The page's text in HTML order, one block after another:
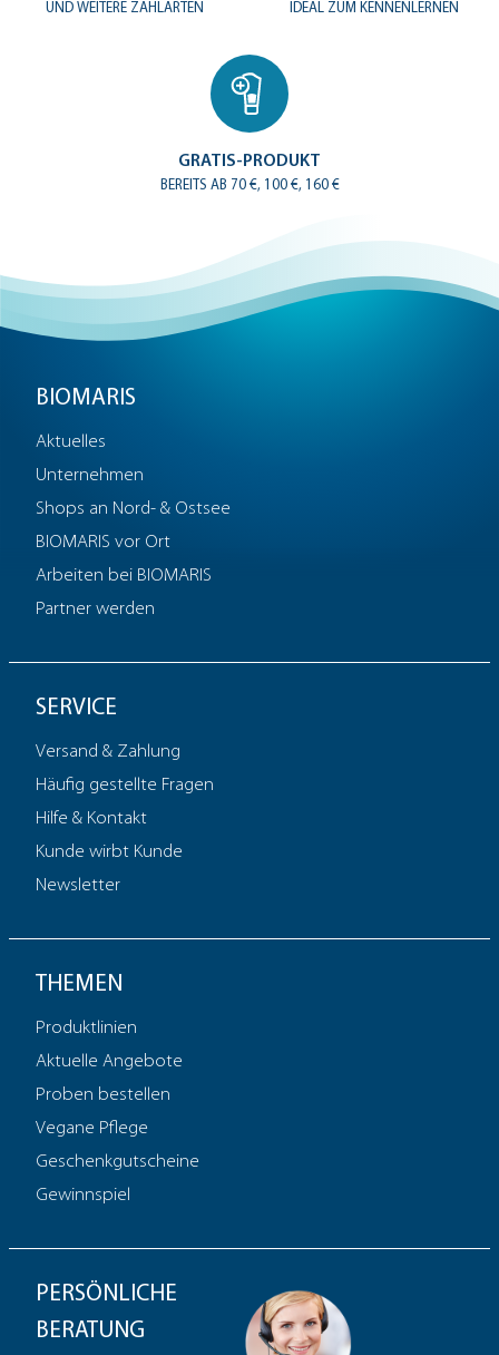
UND WEITERE ZAHLARTEN IDEAL ZUM KENNENLERNEN
GRATIS-PRODUKT
BEREITS AB 70 €, 100 €, 160 €
BIOMARIS
Aktuelles
Unternehmen
Shops an Nord- & Ostsee
BIOMARIS vor Ort
Arbeiten bei BIOMARIS
Partner werden
SERVICE
Versand & Zahlung
Häufig gestellte Fragen
Hilfe & Kontakt
Kunde wirbt Kunde
Newsletter
THEMEN
Produktlinien
Aktuelle Angebote
Proben bestellen
Vegane Pflege
Geschenkgutscheine
Gewinnspiel
PERSÖNLICHE
BERATUNG